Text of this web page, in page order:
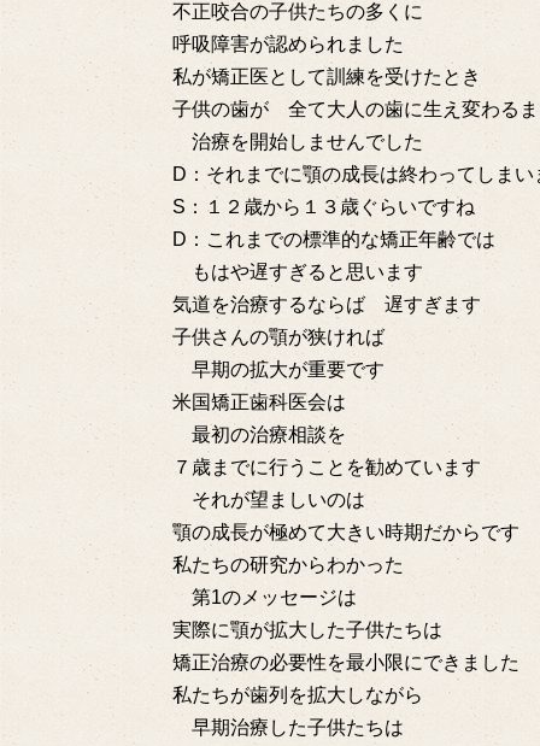
不正咬合の子供たちの多くに
呼吸障害が認められました
私が矯正医として訓練を受けたとき
子供の歯が 全て大人の歯に生え変わる
治療を開始しませんでした
D：それまでに顎の成長は終わってしまい
S：１２歳から１３歳ぐらいですね
D：これまでの標準的な矯正年齢では
もはや遅すぎると思います
気道を治療するならば 遅すぎます
子供さんの顎が狭ければ
早期の拡大が重要です
米国矯正歯科医会は
最初の治療相談を
７歳までに行うことを勧めています
それが望ましいのは
顎の成長が極めて大きい時期だからです
私たちの研究からわかった
第1のメッセージは
実際に顎が拡大した子供たちは
矯正治療の必要性を最小限にできました
私たちが歯列を拡大しながら
早期治療した子供たちは